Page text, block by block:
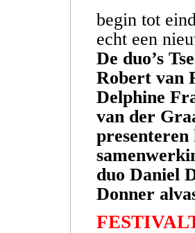
begin tot
echt een
De duo’s
Robert van
Delphine
van der
duo Daniel
Donner